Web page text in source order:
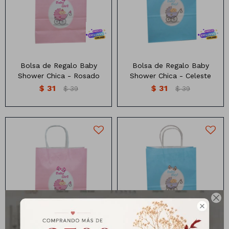

Medias: 21x15x8 cm
Bolsa de Regalo Baby
Shower Chica - Rosado
$ 31 $ 39
Medias: 21x15x8 cm
Bolsa de Regalo Baby
Shower Chica - Celeste
$ 31 $ 39
Shower
Medida: 27x21x11 cm
Shower
Medida: 27x21x11 cm